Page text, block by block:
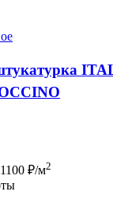
1100 ₽/м2